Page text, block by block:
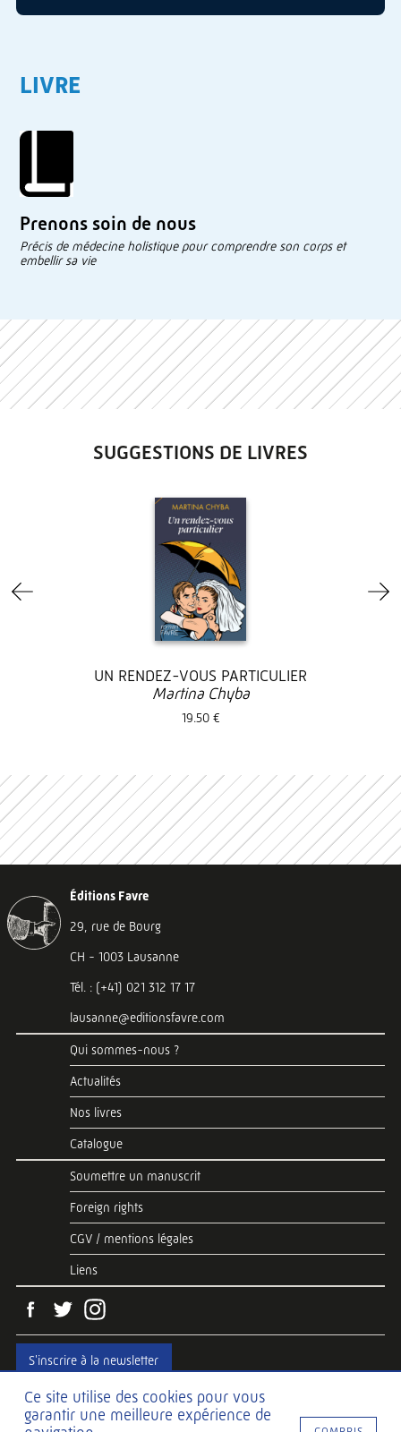
LIVRE
Prenons soin de nous
Précis de médecine holistique pour comprendre son corps et
embellir sa vie
SUGGESTIONS DE LIVRES
UN RENDEZ-VOUS PARTICULIER
Martina Chyba
19.50 €
Éditions Favre
29, rue de Bourg
CH - 1003 Lausanne
Tél. : (+41) 021 312 17 17
lausanne@editionsfavre.com
Qui sommes-nous ?
Actualités
Nos livres
Catalogue
Soumettre un manuscrit
Foreign rights
CGV / mentions légales
Liens
S'inscrire à la newsletter
Web developmentHawaii Interactive
Ce site utilise des cookies pour vous
garantir une meilleure expérience de